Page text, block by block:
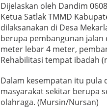
Dijelaskan oleh Dandim
Ketua Satlak TMMD
dilaksanakan di Desa
berupa pembangunan
meter lebar 4 meter,
Rehabilitasi tempat ibadah
Dalam kesempatan itu
masyarakat sekitar berupa
olahraga. (Mursin/Nursan)